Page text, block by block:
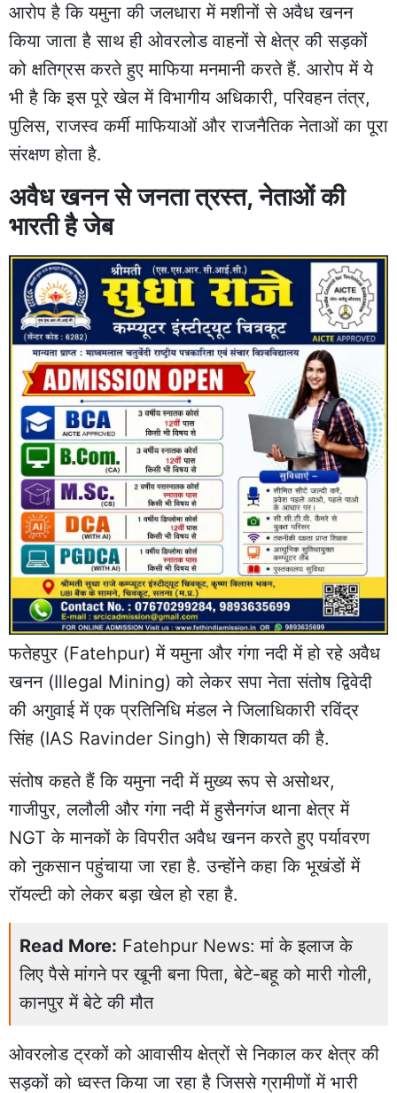
आरोप है कि यमुना की जलधारा में मशीनों से अवैध खनन
किया जाता है साथ ही ओवरलोड वाहनों से क्षेत्र की सड़कों
को क्षतिग्रस करते हुए माफिया मनमानी करते हैं. आरोप में ये
भी है कि इस पूरे खेल में विभागीय अधिकारी, परिवहन तंत्र,
पुलिस, राजस्व कर्मी माफियाओं और राजनैतिक नेताओं का पूरा
संरक्षण होता है.
अवैध खनन से जनता त्रस्त, नेताओं की
भारती है जेब
फतेहपुर (Fatehpur) में यमुना और गंगा नदी में हो रहे अवैध
खनन (Illegal Mining) को लेकर सपा नेता संतोष द्विवेदी
की अगुवाई में एक प्रतिनिधि मंडल ने जिलाधिकारी रविंद्र
सिंह (IAS Ravinder Singh) से शिकायत की है.
संतोष कहते हैं कि यमुना नदी में मुख्य रूप से असोथर,
गाजीपुर,ललौली और गंगा नदी में हुसैनगंज थाना क्षेत्र में
NGT के मानकों के विपरीत अवैध खनन करते हुए पर्यावरण
को नुकसान पहुंचाया जा रहा है. उन्होंने कहा कि भूखंडों में
रॉयल्टी को लेकर बड़ा खेल हो रहा है.
Read More: Fatehpur News: मां के इलाज के
लिए पैसे मांगने पर खूनी बना पिता, बेटे-बहू को मारी गोली,
कानपुर में बेटे की मौत
ओवरलोड ट्रकों को आवासीय क्षेत्रों से निकाल कर क्षेत्र की
सड़कों को ध्वस्त किया जा रहा है जिससे ग्रामीणों में भारी